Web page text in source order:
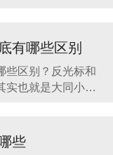
济飞速发展，我国
化建设、广告产
的状态，所以对于
有哪些区别
些区别？反光标和
实也就是大同小
在夜间或光线不
果可以有效地增
些